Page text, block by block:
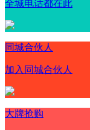
全城电话都在此
同城合伙人
加入同城合伙人
大牌抢购